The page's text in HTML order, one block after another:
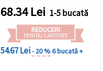
68.34Lei 1-5 bucată
REDUCERI
PENTRU CANTITATE
54.67 Lei- 20 %6 bucată +